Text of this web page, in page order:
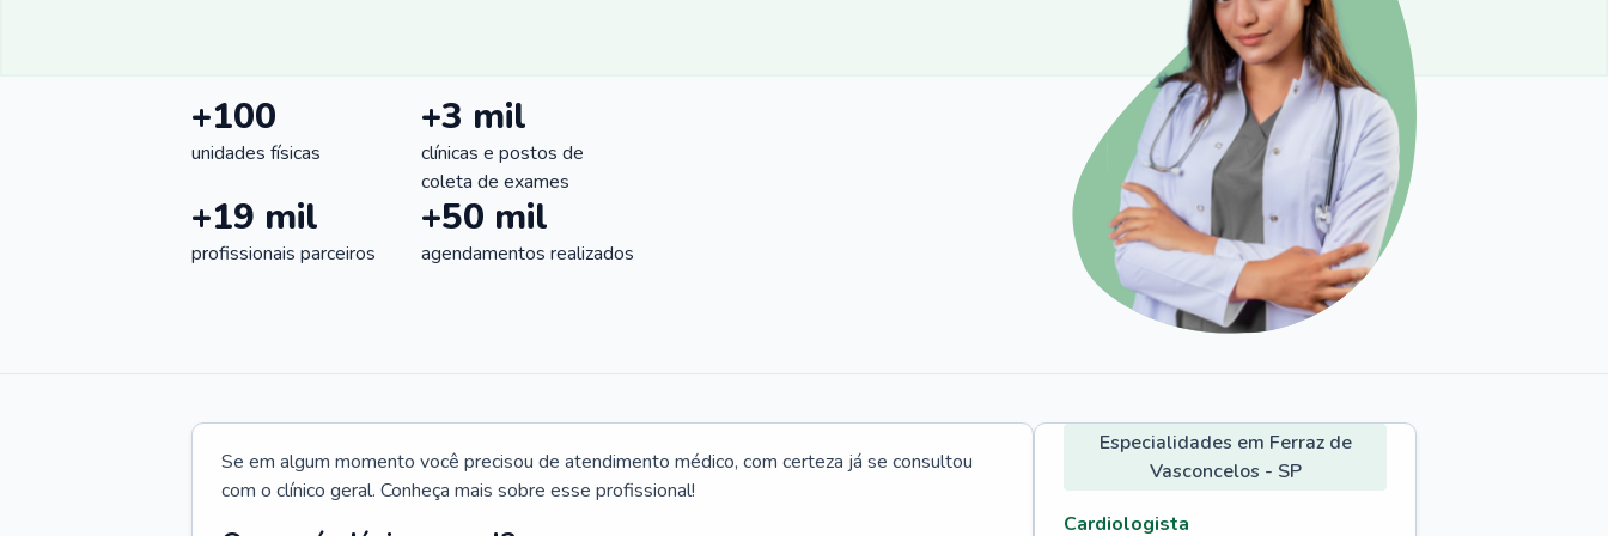
+100
unidades físicas
+3 mil
clínicas e postos de
coleta de exames
+19 mil
profissionais parceiros
+50 mil
agendamentos realizados
Se em algum momento você precisou de atendimento médico, com certeza já se consultou
com o clínico geral. Conheça mais sobre esse profissional!
Especialidades em Ferraz de
Vasconcelos - SP
Cardiologista